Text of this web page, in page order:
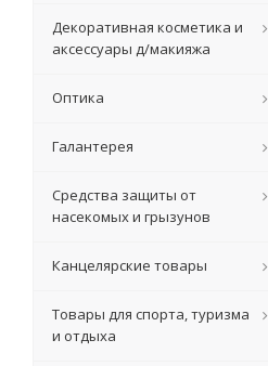
Декоративная косметика и
аксессуары д/макияжа
Оптика
Галантерея
Средства защиты от
насекомых и грызунов
Канцелярские товары
Товары для спорта, туризма
и отдыха